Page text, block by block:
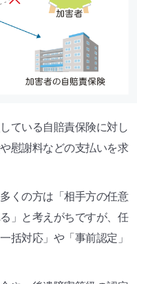
ている自賠責保険に対し
慰謝料などの支払いを求
くの方は「相手方の任意
」と考えがちですが、任
括対応」や「事前認定」